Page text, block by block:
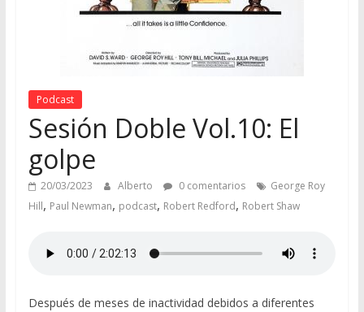
Podcast
Sesión Doble Vol.10: El
golpe
20/03/2023 Alberto 0 comentarios
George Roy
Hill, Paul Newman, podcast, Robert Redford, Robert Shaw
Después de meses de inactividad debidos a diferentes